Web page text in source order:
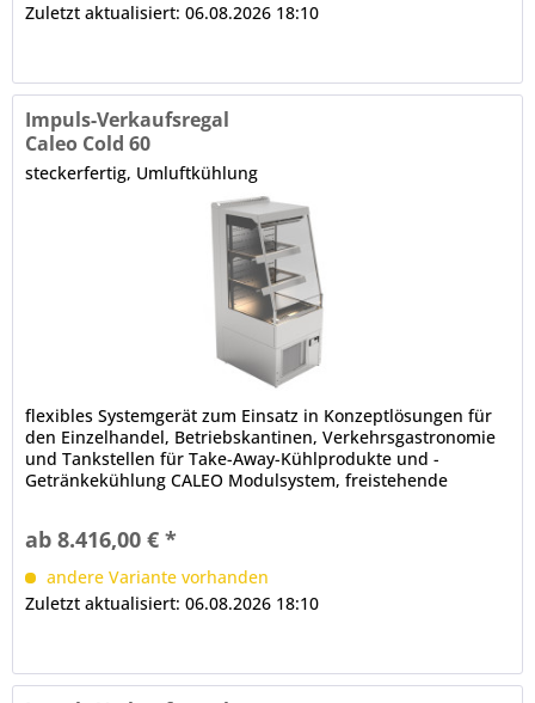
Zuletzt aktualisiert: 06.08.2026 18:10
Impuls-Verkaufsregal
Caleo Cold 60
steckerfertig, Umluftkühlung
flexibles Systemgerät zum Einsatz in Konzeptlösungen für
den Einzelhandel, Betriebskantinen, Verkehrsgastronomie
und Tankstellen für Take-Away-Kühlprodukte und -
Getränkekühlung CALEO Modulsystem, freistehende
der Decke und 1 x je Etage) dicht verschweißte
Innenwanne...
ab 8.416,00 € *
andere Variante vorhanden
Zuletzt aktualisiert: 06.08.2026 18:10